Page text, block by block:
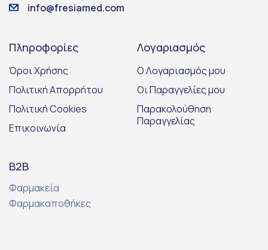
info@fresiamed.com
Πληροφορίες
Όροι Χρήσης
Πολιτική Απορρήτου
Πολιτική Cookies
Επικοινωνία
Λογαριασμός
Ο Λογαριασμός μου
Οι Παραγγελίες μου
Παρακολούθηση
Παραγγελίας
Β2Β
Φαρμακεία
Φαρμακαποθήκες